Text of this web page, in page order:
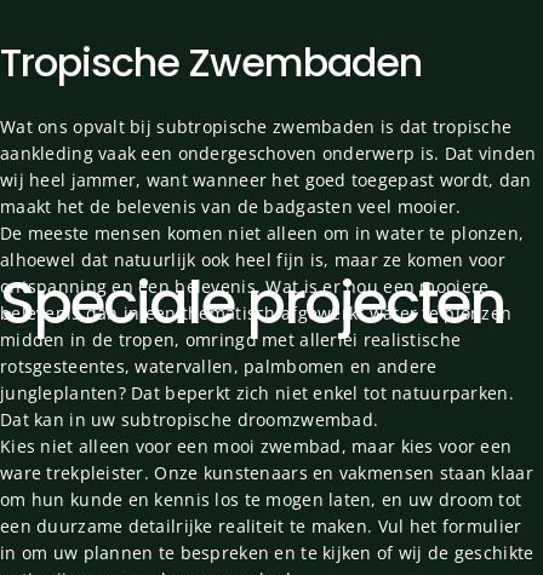
Specialeprojecten
Tropische Zwembaden
Wat ons opvalt bij subtropische zwembaden is dat tropische
aankleding vaak een ondergeschoven onderwerp is. Dat vinden
wij heel jammer, want wanneer het goed toegepast wordt, dan
maakt het de belevenis van de badgasten veel mooier.
De meeste mensen komen niet alleen om in water te plonzen,
alhoewel dat natuurlijk ook heel fijn is, maar ze komen voor
ontspanning en een belevenis. Wat is er nou een mooiere
belevenis dan in een thematisch afgewerkt water te plonzen
midden in de tropen, omringd met allerlei realistische
rotsgesteentes, watervallen, palmbomen en andere
jungleplanten? Dat beperkt zich niet enkel tot natuurparken.
Dat kan in uw subtropische droomzwembad.
Kies niet alleen voor een mooi zwembad, maar kies voor een
ware trekpleister. Onze kunstenaars en vakmensen staan klaar
om hun kunde en kennis los te mogen laten, en uw droom tot
een duurzame detailrijke realiteit te maken. Vul het formulier
in om uw plannen te bespreken en te kijken of wij de geschikte